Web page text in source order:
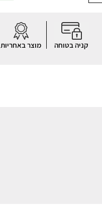
קניה בטוחה מוצר באחריות